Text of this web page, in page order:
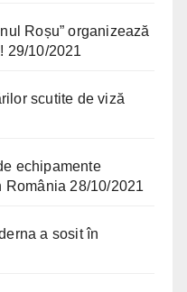
Roșu” organizează
29/10/2021
scutite de viză
echipamente
România 28/10/2021
a sosit în